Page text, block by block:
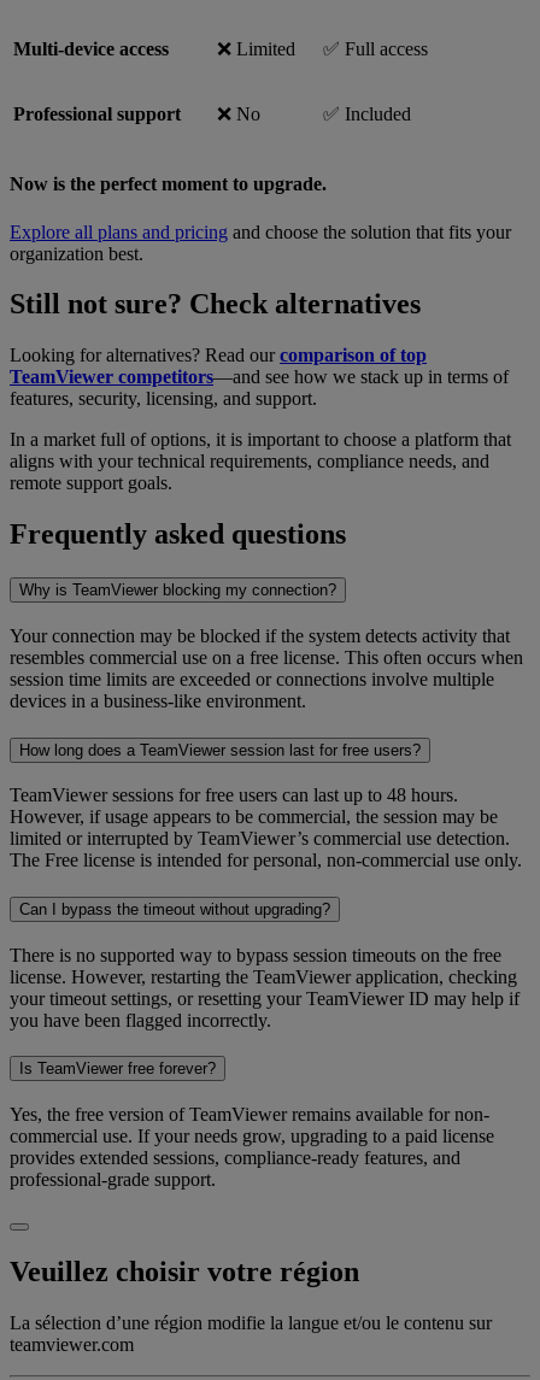
Multi-device access ❌ Limited ✅ Full access
Professional support ❌ No ✅ Included
Now is the perfect moment to upgrade.
Explore all plans and pricing and choose the solution that fits your
organization best.
Still not sure? Check alternatives
Looking for alternatives? Read ourcomparison of top
TeamViewer competitors—and see how we stack up in terms of
features, security, licensing, and support.
In a market full of options, it is important to choose a platform that
aligns with your technical requirements, compliance needs, and
remote support goals.
Frequently asked questions
Why is TeamViewer blocking my connection?
Your connection may be blocked if the system detects activity that
resembles commercial use on a free license. This often occurs when
session time limits are exceeded or connections involve multiple
devices in a business-like environment.
How long does a TeamViewer session last for free users?
TeamViewer sessions for free users can last up to 48 hours.
However, if usage appears to be commercial, the session may be
limited or interrupted by TeamViewer’s commercial use detection.
The Free license is intended for personal, non-commercial use only.
Can I bypass the timeout without upgrading?
There is no supported way to bypass session timeouts on the free
license. However, restarting the TeamViewer application, checking
your timeout settings, or resetting your TeamViewer ID may help if
you have been flagged incorrectly.
Is TeamViewer free forever?
Yes, the free version of TeamViewer remains available for non-
commercial use. If your needs grow, upgrading to a paid license
provides extended sessions, compliance-ready features, and
professional-grade support.
Veuillez choisir votre région
La sélection d’une région modifie la langue et/ou le contenu sur
teamviewer.com